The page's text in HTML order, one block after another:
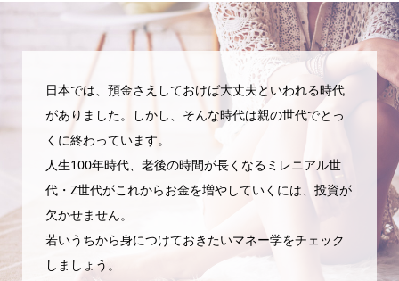
日本では、預金さえしておけば大丈夫といわれる時代
がありました。しかし、そんな時代は親の世代でとっ
くに終わっています。
人生100年時代、老後の時間が長くなるミレニアル世
代・Z世代がこれからお金を増やしていくには、投資が
欠かせません。
若いうちから身につけておきたいマネー学をチェック
しましょう。